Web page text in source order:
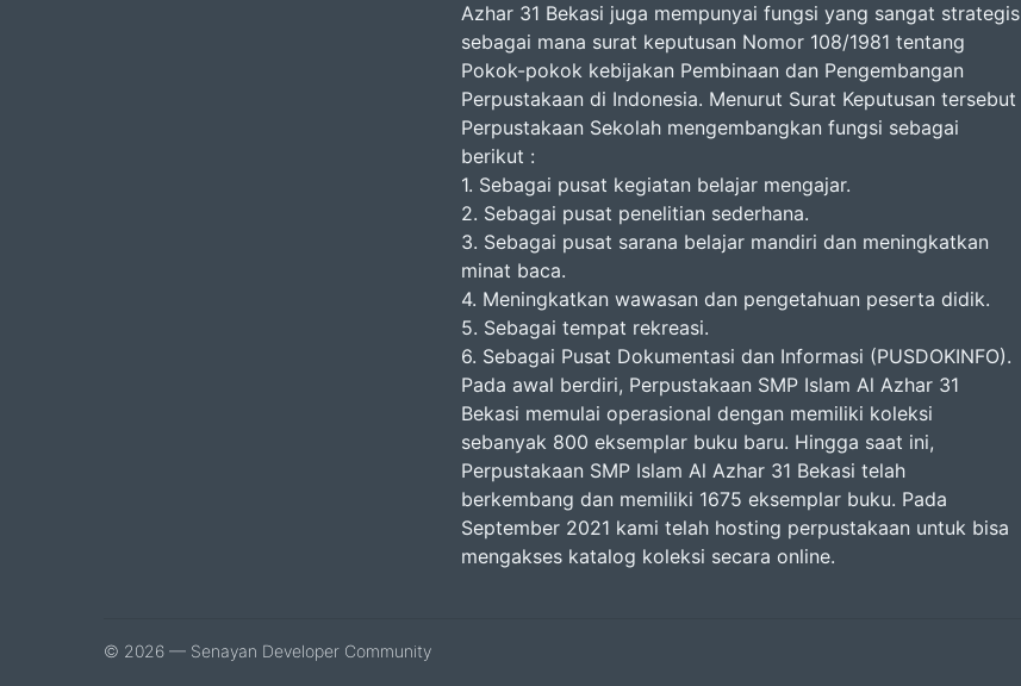
Azhar 31 Bekasi juga mempunyai fungsi yang sangat strategis
sebagai mana surat keputusan Nomor 108/1981 tentang
Pokok-pokok kebijakan Pembinaan dan Pengembangan
Perpustakaan di Indonesia. Menurut Surat Keputusan tersebut
Perpustakaan Sekolah mengembangkan fungsi sebagai
berikut :
1. Sebagai pusat kegiatan belajar mengajar.
2. Sebagai pusat penelitian sederhana.
3. Sebagai pusat sarana belajar mandiri dan meningkatkan
minat baca.
4. Meningkatkan wawasan dan pengetahuan peserta didik.
5. Sebagai tempat rekreasi.
6. Sebagai Pusat Dokumentasi dan Informasi (PUSDOKINFO).
Pada awal berdiri, Perpustakaan SMP Islam Al Azhar 31
Bekasi memulai operasional dengan memiliki koleksi
sebanyak 800 eksemplar buku baru. Hingga saat ini,
Perpustakaan SMP Islam Al Azhar 31 Bekasi telah
berkembang dan memiliki 1675 eksemplar buku. Pada
September 2021 kami telah hosting perpustakaan untuk bisa
mengakses katalog koleksi secara online.
© 2026 — Senayan Developer Community